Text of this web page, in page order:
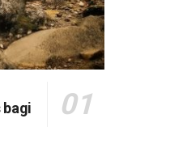
bagi